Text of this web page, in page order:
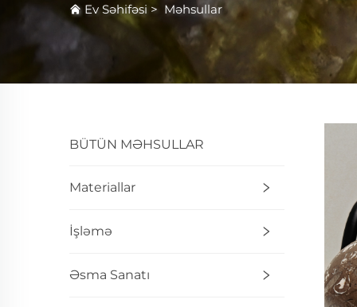
Ev Səhifəsi > Məhsullar
BÜTÜN MƏHSULLAR
Materiallar
İşləmə
Əsma Sanatı